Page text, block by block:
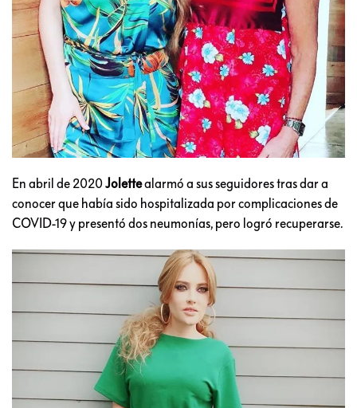
En abril de 2020Jolettealarmó a sus seguidores tras dar a
conocer que había sido hospitalizada por complicaciones de
COVID-19 y presentó dos neumonías, pero logró recuperarse.